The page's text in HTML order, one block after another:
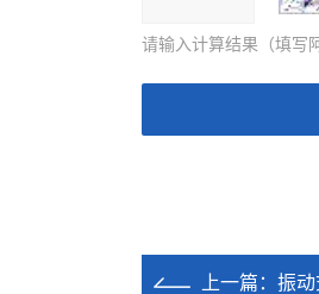
请输入计算结果（填写
上一篇： 振